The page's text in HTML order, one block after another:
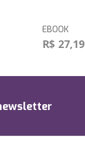
EBOOK
R$ 27,19